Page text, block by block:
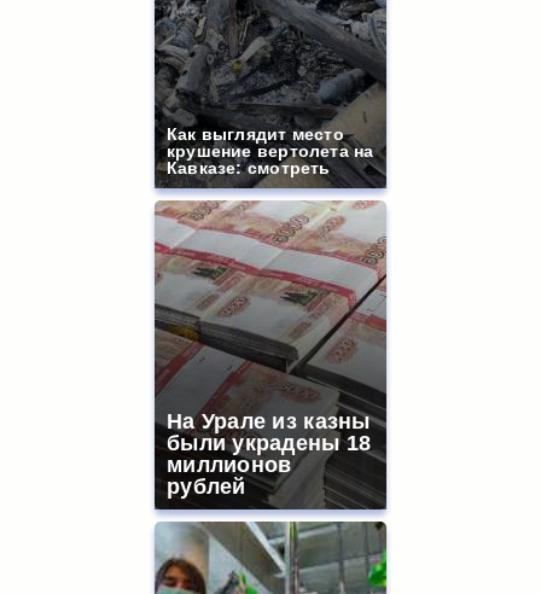
Как выглядит место
крушение вертолета на
Кавказе: смотреть
На Урале из казны
были украдены 18
миллионов
рублей